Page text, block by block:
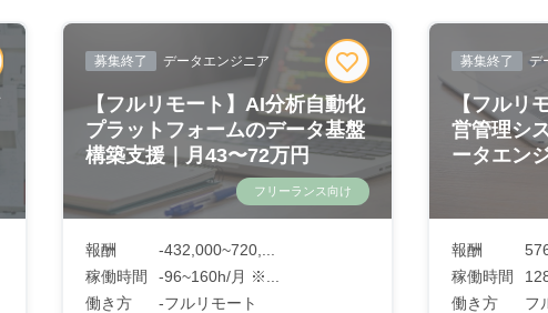
募集終了 データエンジニア
【フルリモート】AI分析自動化
プラットフォームのデータ基盤
構築支援｜月43〜72万円
フリーランス向け
報酬
-432,000~720,...
稼働時間
-96~160h/月 ※...
働き方
‐フルリモート
募集終了 デ
【フルリ
営管理シ
ータエン
報酬
稼働時間
働き方
フ